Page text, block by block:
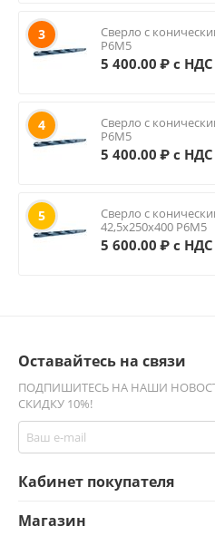
3
Сверло с
Р6М5
5 400.00 ₽ с НДС
4
Сверло с
Р6М5
5 400.00 ₽ с НДС
5
Сверло с
42,5х250х400 Р6М5
5 600.00 ₽ с НДС
Оставайтесь на связи
ПОДПИШИТЕСЬ НА НАШИ
СКИДКУ 10%!
Кабинет покупателя
Магазин